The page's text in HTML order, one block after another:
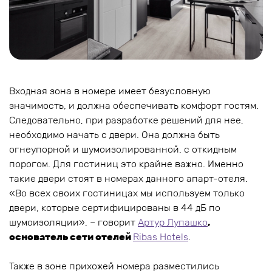
Входная зона в номере имеет безусловную
значимость, и должна обеспечивать комфорт гостям.
Следовательно, при разработке решений для нее,
необходимо начать с двери. Она должна быть
огнеупорной и шумоизолированной, с откидным
порогом. Для гостиниц это крайне важно. Именно
такие двери стоят в номерах данного апарт-отеля.
«Во всех своих гостиницах мы используем только
двери, которые сертифицированы в 44 дБ по
шумоизоляции», – говорит Артур Лупашко,
основатель сети отелей Ribas Hotels.
Также в зоне прихожей номера разместились